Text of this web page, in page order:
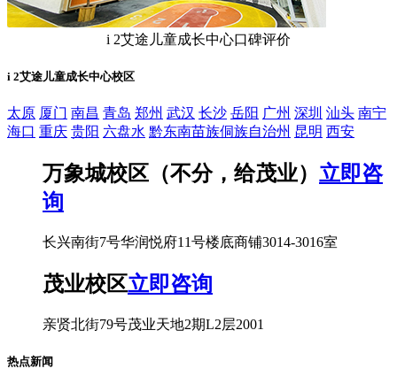
i 2艾途儿童成长中心口碑评价
i 2艾途儿童成长中心校区
太原 厦门 南昌 青岛 郑州 武汉 长沙 岳阳 广州 深圳 汕头 南宁
海口 重庆 贵阳 六盘水 黔东南苗族侗族自治州 昆明 西安
万象城校区（不分，给茂业） 立即咨
询
长兴南街7号华润悦府11号楼底商铺3014-3016室
茂业校区立即咨询
亲贤北街79号茂业天地2期L2层2001
热点新闻